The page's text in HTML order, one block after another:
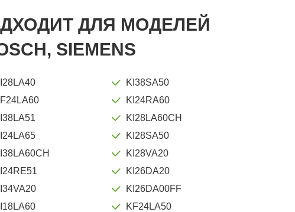
ДЛЯ МОДЕЛЕЙ
SIEMENS
KI38SA50
KI24RA60
KI28LA60CH
KI28SA50
KI28VA20
KI26DA20
KI26DA00FF
KF24LA50